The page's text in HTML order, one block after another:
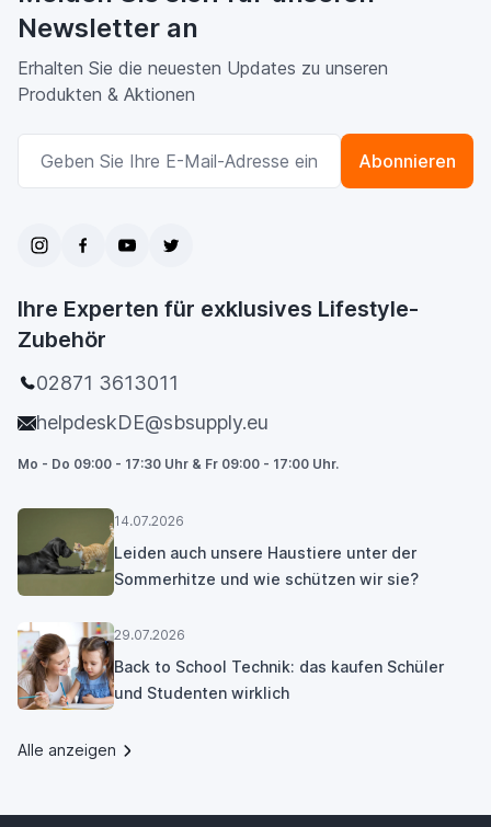
Newsletter an
Erhalten Sie die neuesten Updates zu unseren
Produkten & Aktionen
E-Mailadresse
Abonnieren
Ihre Experten für exklusives Lifestyle-
Zubehör
02871 3613011
helpdeskDE@sbsupply.eu
Mo - Do 09:00 - 17:30 Uhr & Fr 09:00 - 17:00 Uhr.
14.07.2026
Leiden auch unsere Haustiere unter der
Sommerhitze und wie schützen wir sie?
29.07.2026
Back to School Technik: das kaufen Schüler
und Studenten wirklich
Alle anzeigen